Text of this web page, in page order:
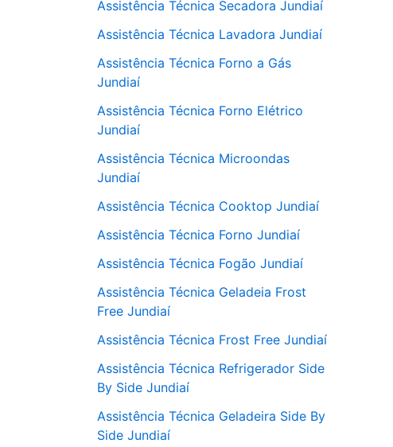
Assistência Técnica Secadora Jundiaí
Assistência Técnica Lavadora Jundiaí
Assistência Técnica Forno a Gás
Jundiaí
Assistência Técnica Forno Elétrico
Jundiaí
Assistência Técnica Microondas
Jundiaí
Assistência Técnica Cooktop Jundiaí
Assistência Técnica Forno Jundiaí
Assistência Técnica Fogão Jundiaí
Assistência Técnica Geladeia Frost
Free Jundiaí
Assistência Técnica Frost Free Jundiaí
Assistência Técnica Refrigerador Side
By Side Jundiaí
Assistência Técnica Geladeira Side By
Side Jundiaí